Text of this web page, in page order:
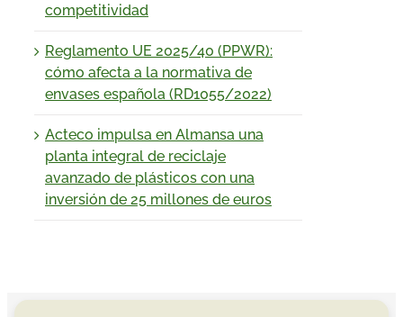
competitividad
Reglamento UE 2025/40 (PPWR):
cómo afecta a la normativa de
envases española (RD1055/2022)
Acteco impulsa en Almansa una
planta integral de reciclaje
avanzado de plásticos con una
inversión de 25 millones de euros